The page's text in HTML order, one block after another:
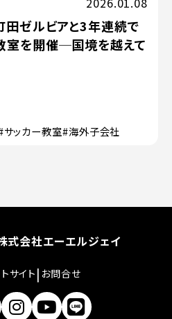
田ゼルビアと3年連続で
室を開催─国境を越えて
サッカー教室#海外子会社
式会社エーエルジェイ
サイト | お問合せ